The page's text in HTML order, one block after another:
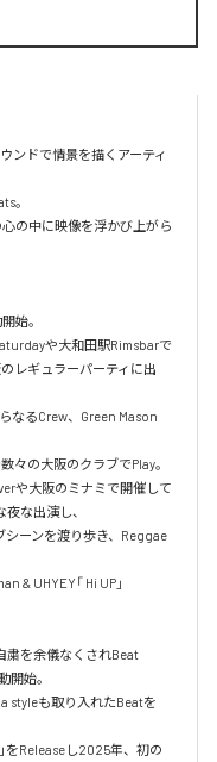
ンドで情景を描くアーティ
。
の中に映像を浮かび上がら
始。
や大和田駅Rimsbarで
レギュラーパーティに出
なるCrew、Green Mason
の大阪のクラブでPlay。
や大阪のミナミで開催して
な出演し、
シーンを渡り歩き、Reggae
& UHYEY「 Hi UP」
粛を余儀なくされBeat
開始。
styleも取り入れたBeatを
をReleaseし2025年、初の